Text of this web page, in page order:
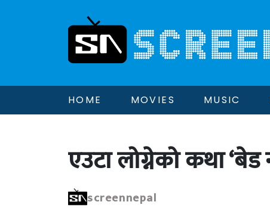
HOME MOVIES MUSIC
एउटा लोग्नेको कथा
screennepal